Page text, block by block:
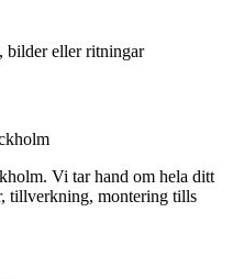
bilder eller ritningar
Vi tar hand om hela ditt
tillverkning, montering tills